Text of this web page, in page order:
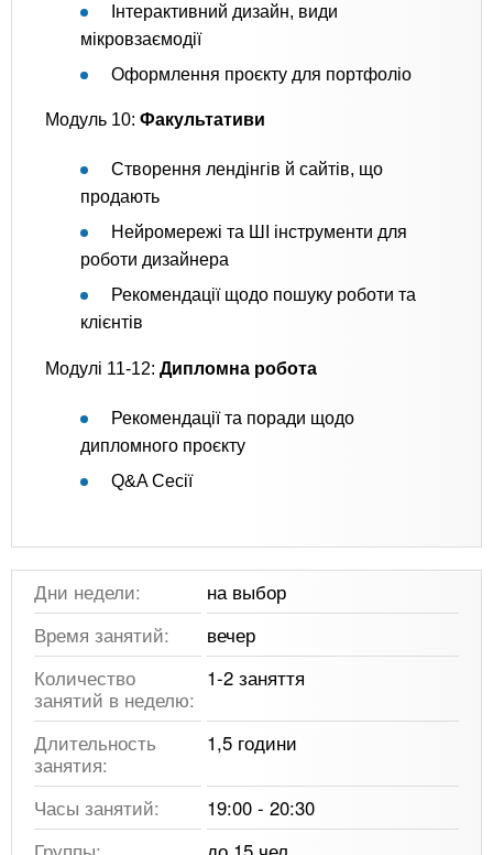
Інтерактивний дизайн, види
мікровзаємодії
Оформлення проєкту для портфоліо
Модуль 10: Факультативи
Створення лендінгів й сайтів, що
продають
Нейромережі та ШІ інструменти для
роботи дизайнера
Рекомендації щодо пошуку роботи та
клієнтів
Модулі 11-12: Дипломна робота
Рекомендації та поради щодо
дипломного проєкту
Q&A Сесії
Дни недели:
на выбор
Время занятий:
вечер
Количество
занятий в неделю:
1-2 заняття
Длительность
занятия:
1,5 години
Часы занятий:
19:00 - 20:30